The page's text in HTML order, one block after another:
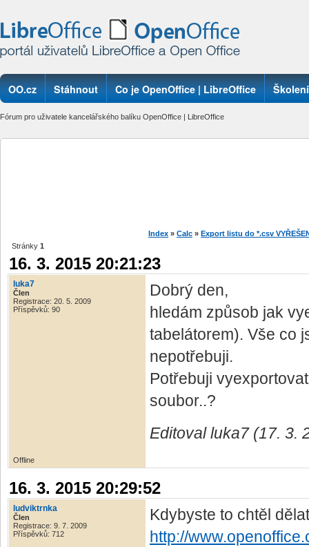
OO.cz Stáhnout Co je OpenOffice | LibreOffice Školení
Fórum pro uživatele kancelářského balíku OpenOffice | LibreOffice
Index » Calc » Export listu do *.csv
Stránky 1
16. 3. 2015 20:21:23
luka7
Člen
Registrace: 20. 5. 2009
Příspěvků: 90
Dobrý den,
hledám způsob jak
tabelátorem). Vše co
nepotřebuji.
Potřebuji
soubor..?
Editoval luka7 (17. 3.
Offline
16. 3. 2015 20:29:52
ludviktrnka
Člen
Registrace: 9. 7. 2009
Příspěvků: 712
Kdybyste to chtěl
http://